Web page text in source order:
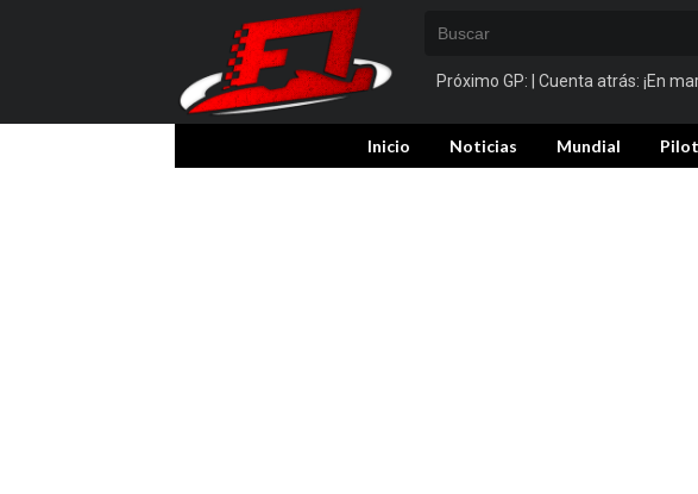
Próximo GP: | Cuenta atrás: ¡En
Inicio Noticias Mundial